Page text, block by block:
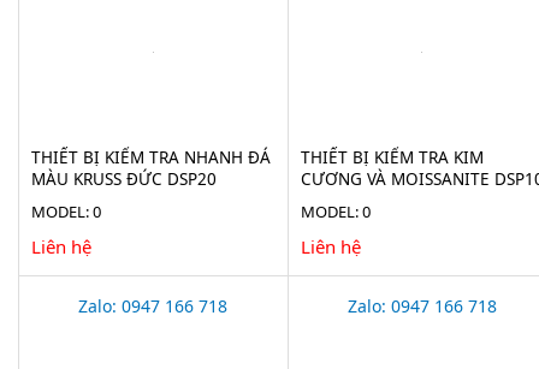
THIẾT BỊ KIỂM TRA NHANH ĐÁ
MÀU KRUSS ĐỨC DSP20
MODEL: 0
Liên hệ
THIẾT BỊ KIỂM TRA KIM
CƯƠNG VÀ MOISSANITE
MODEL: 0
Liên hệ
Zalo: 0947 166 718 Zalo: 0947 166 718